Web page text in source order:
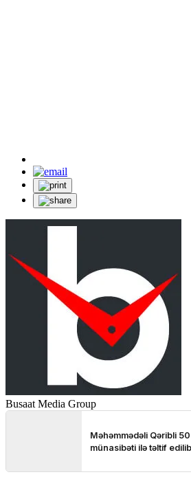
Busaat Media Group